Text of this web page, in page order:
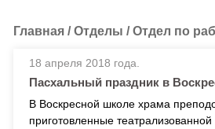
Главная /Отделы /Отдел по
18 апреля 2018 года.
Пасхальный праздник в
В Воскресной школе храма
приготовленные театрализованной